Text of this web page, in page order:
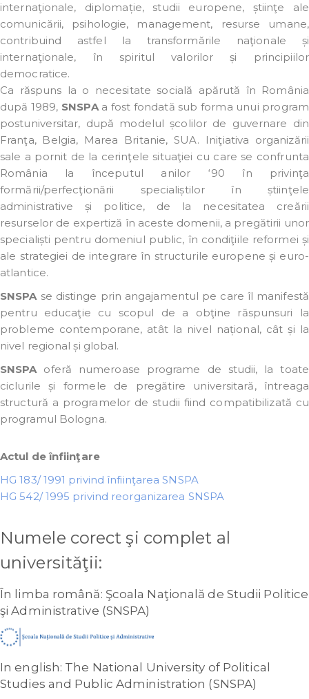
internaţionale, diplomație, studii europene, știinţe ale
comunicării, psihologie, management, resurse umane,
contribuind astfel la transformările naţionale și
internaţionale, în spiritul valorilor și principiilor
democratice.
Ca răspuns la o necesitate socială apărută în România
după 1989, SNSPAa fost fondată sub forma unui program
postuniversitar, după modelul școlilor de guvernare din
Franţa, Belgia, Marea Britanie, SUA. Iniţiativa organizării
sale a pornit de la cerinţele situaţiei cu care se confrunta
România la începutul anilor ‘90 în privinţa
formării/perfecţionării specialiștilor în știinţele
administrative și politice, de la necesitatea creării
resurselor de expertiză în aceste domenii, a pregătirii unor
specialiști pentru domeniul public, în condiţiile reformei și
ale strategiei de integrare în structurile europene și euro-
atlantice.
SNSPAse distinge prin angajamentul pe care îl manifestă
pentru educaţie cu scopul de a obţine răspunsuri la
probleme contemporane, atât la nivel național, cât și la
nivel regional și global.
SNSPAoferă numeroase programe de studii, la toate
ciclurile și formele de pregătire universitară, întreaga
structură a programelor de studii fiind compatibilizată cu
programul Bologna.
Actul de înfiinţare
HG 183/ 1991 privind înfiinţarea SNSPA
HG 542/ 1995 privind reorganizarea SNSPA
Numele corect şi complet al
universităţii:
În limba română: Şcoala Naţională de Studii Politice
şi Administrative (SNSPA)
In english: The National University of Political
Studies and Public Administration (SNSPA)